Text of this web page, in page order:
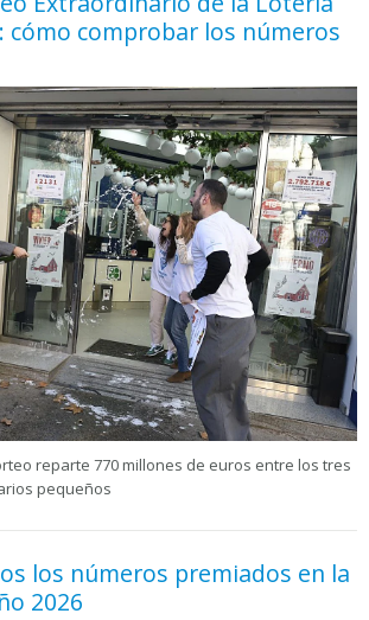
cómo comprobar los números
reparte 770 millones de euros entre los tres
pequeños
los números premiados en la
2026